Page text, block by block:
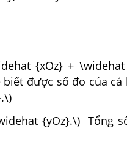
{xOz} + \widehat
được số đo của cả
{yOz}.\) Tổng